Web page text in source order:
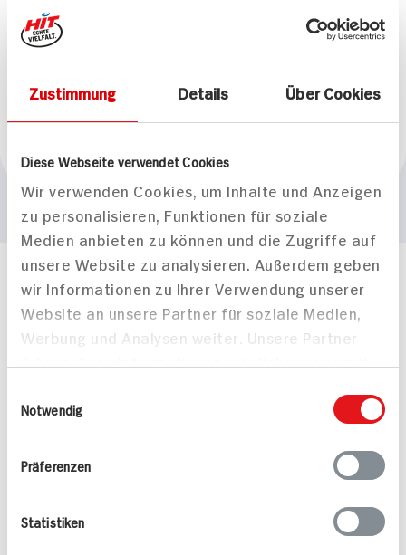
Zustimmung Details Über Cookies
Diese Webseite verwendet Cookies
Wir verwenden Cookies, um Inhalte und Anzeigen
zu personalisieren, Funktionen für soziale
Medien anbieten zu können und die Zugriffe auf
unsere Website zu analysieren. Außerdem geben
wir Informationen zu Ihrer Verwendung unserer
Website an unsere Partner für soziale Medien,
Werbung und Analysen weiter. Unsere Partner
bereitgestellt haben oder die sie im Rahmen
Notwendig
Präferenzen
Statistiken
Mikroplastikfrei
duschdas
Häufig gestellte Fragen
Mehr Informationen in unserem FAQ
(0228) 42967 0
Freitags: 9 bis 13 Uhr